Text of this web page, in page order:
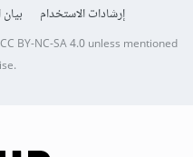
إرشادات الاستخدام
CC BY-NC-SA 4.0unless mentioned